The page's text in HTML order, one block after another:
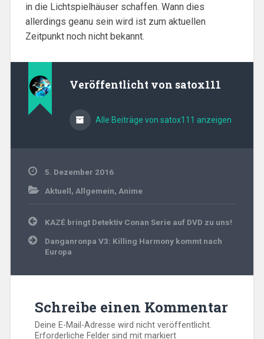
in die Lichtspielhäuser schaffen. Wann dies
allerdings geanu sein wird ist zum aktuellen
Zeitpunkt noch nicht bekannt.
Veröffentlicht von satox111
Alle Beiträge von satox111 anzeigen
5. Dezember 2016
Aktuell, Allgemein, Anime
Beitragsnavigation
KAZÉ bringt Detektiv Conan Serie auf DVD zu uns!
Danganronpa V3: Killing Harmony kommt nach
Europa
Schreibe einen Kommentar
Deine E-Mail-Adresse wird nicht veröffentlicht.
Erforderliche Felder sind mitmarkiert